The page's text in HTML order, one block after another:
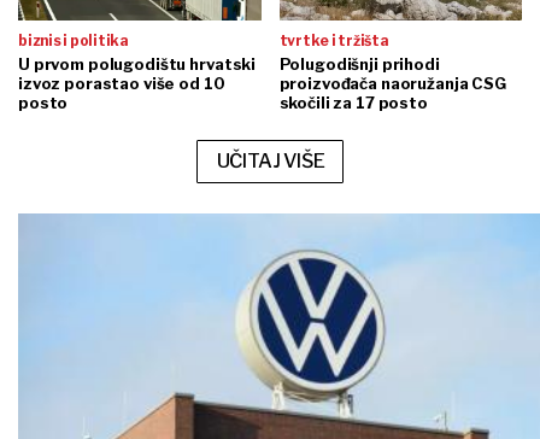
biznis i politika
U prvom polugodištu hrvatski
izvoz porastao više od 10
posto
tvrtke i tržišta
Polugodišnji prihodi
proizvođača naoružanja CSG
skočili za 17 posto
UČITAJ VIŠE